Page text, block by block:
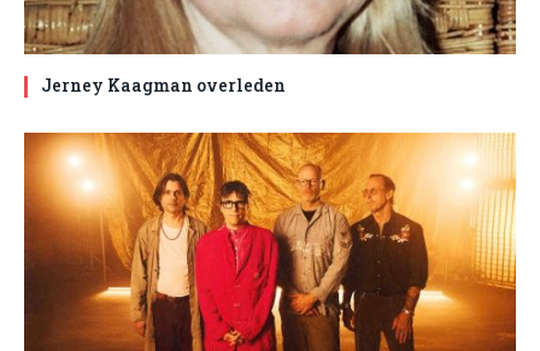
Jerney Kaagman overleden